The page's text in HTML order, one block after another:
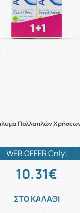
Πολλαπλών
WEB OFFER Only!
10.31€
ΣΤΟ ΚΑΛΑΘΙ